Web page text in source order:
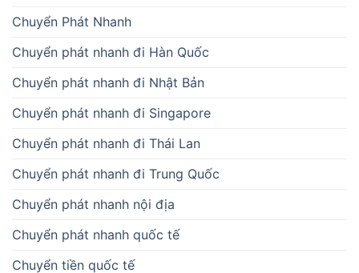
Chuyển Phát Nhanh
Chuyển phát nhanh đi Hàn Quốc
Chuyển phát nhanh đi Nhật Bản
Chuyển phát nhanh đi Singapore
Chuyển phát nhanh đi Thái Lan
Chuyển phát nhanh đi Trung Quốc
Chuyển phát nhanh nội địa
Chuyển phát nhanh quốc tế
Chuyển tiền quốc tế